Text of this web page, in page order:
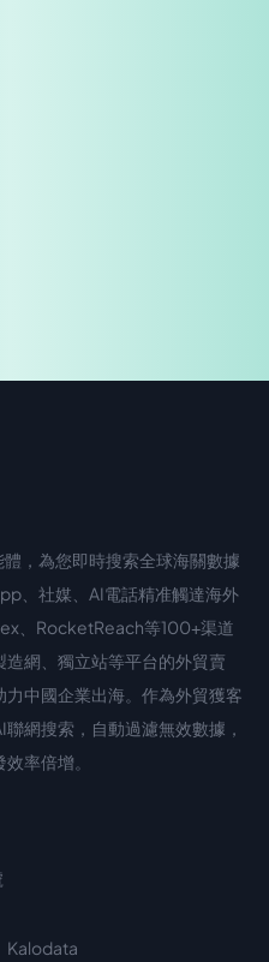
，為您即時搜索全球海關數據
、社媒、AI電話精准觸達海外
、RocketReach等100+渠道
網、獨立站等平台的外貿賣
中國企業出海。作為外貿獲客
網搜索，自動過濾無效數據，
率倍增。
Kalodata